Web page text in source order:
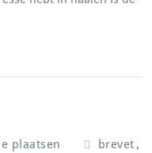
plaatsen brevet ,